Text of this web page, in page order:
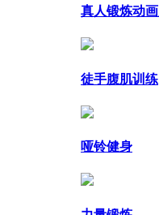
真人锻炼动
徒手腹肌训练
哑铃健身